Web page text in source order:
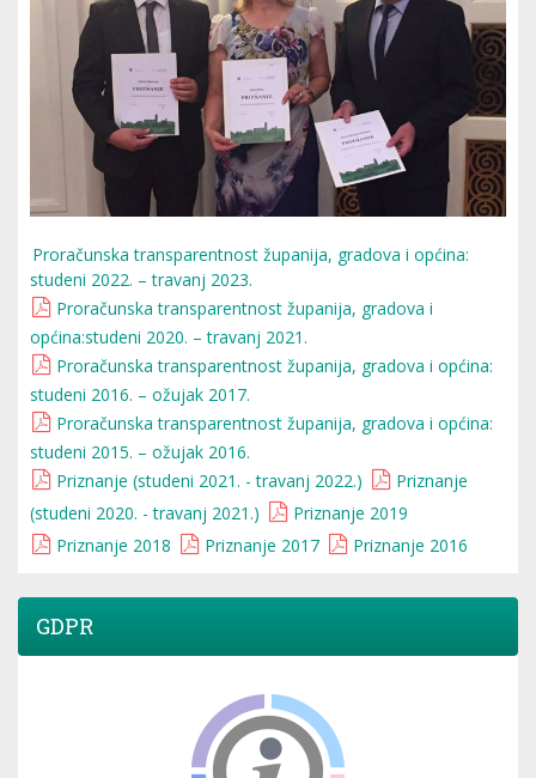
Proračunska transparentnost županija, gradova i općina:
studeni 2022. – travanj 2023.
Proračunska transparentnost županija, gradova i
općina:studeni 2020. – travanj 2021.
Proračunska transparentnost županija, gradova i općina:
studeni 2016. – ožujak 2017.
Proračunska transparentnost županija, gradova i općina:
studeni 2015. – ožujak 2016.
Priznanje (studeni 2021. - travanj 2022.)
Priznanje
(studeni 2020. - travanj 2021.)
Priznanje 2019
Priznanje 2018
Priznanje 2017 Priznanje 2016
GDPR